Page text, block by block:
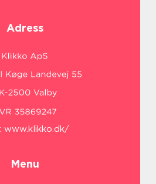
Adress
www.klikko.dk/
Menu